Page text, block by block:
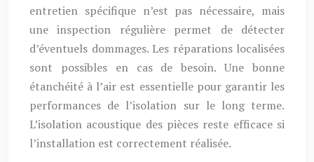
entretien spécifique n’est pas nécessaire, mais
une inspection régulière permet de détecter
d’éventuels dommages. Les réparations localisées
sont possibles en cas de besoin. Une bonne
étanchéité à l’air est essentielle pour garantir les
performances de l’isolation sur le long terme.
L’isolation acoustique des pièces reste efficace si
l’installation est correctement réalisée.